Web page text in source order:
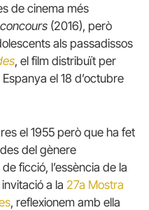
de cinema més
(2016), però
als passadissos
, el film distribuït per
el 18 d’octubre
el 1955 però que ha fet
del gènere
ficció, l’essència de la
a la 27a Mostra
, reflexionem amb ella